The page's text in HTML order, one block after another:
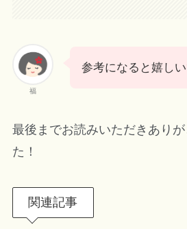
福
参考になると嬉し
最後までお読みいただきあり
た！
関連記事